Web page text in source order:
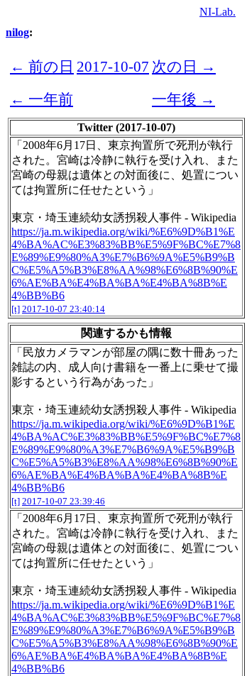
NI-Lab.
nilog:
← 前の日 2017-10-07 次の日 →
← 一年前
一年後 →
Twitter (2017-10-07)
「2008年6月17日、東京拘置所で死刑が執行
された。宮崎は冷静に執行を受け入れ、また
宮崎の母親は遺体との対面後に、処置につい
ては拘置所に任せたという」
東京・埼玉連続幼女誘拐殺人事件 - Wikipedia
https://ja.m.wikipedia.org/wiki/%E6%9D%B1%E
4%BA%AC%E3%83%BB%E5%9F%BC%E7%8
E%89%E9%80%A3%E7%B6%9A%E5%B9%B
C%E5%A5%B3%E8%AA%98%E6%8B%90%E
6%AE%BA%E4%BA%BA%E4%BA%8B%E
4%BB%B6
[t] 2017-10-07 23:40:14
関連するかも情報
「民放カメラマンが部屋の隅に数十冊あった
雑誌の内、成人向け書籍を一番上に乗せて撮
影するという行為があった」
東京・埼玉連続幼女誘拐殺人事件 - Wikipedia
https://ja.m.wikipedia.org/wiki/%E6%9D%B1%E
4%BA%AC%E3%83%BB%E5%9F%BC%E7%8
E%89%E9%80%A3%E7%B6%9A%E5%B9%B
C%E5%A5%B3%E8%AA%98%E6%8B%90%E
6%AE%BA%E4%BA%BA%E4%BA%8B%E
4%BB%B6
[t] 2017-10-07 23:39:46
「2008年6月17日、東京拘置所で死刑が執行
された。宮崎は冷静に執行を受け入れ、また
宮崎の母親は遺体との対面後に、処置につい
ては拘置所に任せたという」
東京・埼玉連続幼女誘拐殺人事件 - Wikipedia
https://ja.m.wikipedia.org/wiki/%E6%9D%B1%E
4%BA%AC%E3%83%BB%E5%9F%BC%E7%8
E%89%E9%80%A3%E7%B6%9A%E5%B9%B
C%E5%A5%B3%E8%AA%98%E6%8B%90%E
6%AE%BA%E4%BA%BA%E4%BA%8B%E
4%BB%B6